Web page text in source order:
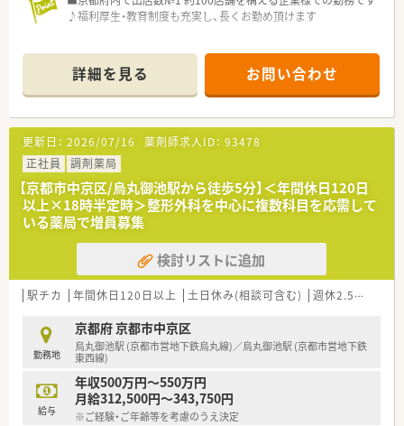
♪福利厚生・教育制度も充実し、長くお勤め頂けます
います！ブランクがある方や未経験の方にも安心してご就業いた
だけあます
詳細を見る お問い合わせ
更新日： 2026/07/16 薬剤師求人ID： 93478
正社員
調剤薬局
【京都市中京区/烏丸御池駅から徒歩5分】＜年間休日120日
以上×18時半定時＞整形外科を中心に複数科目を応需して
いる薬局で増員募集
検討リストに追加
駅チカ 年間休日120日以上 土日休み(相談可含む) 週休2.5日以上
勤務地
京都府 京都市中京区
烏丸御池駅 (京都市営地下鉄烏丸線)／烏丸御池駅 (京都市営地下鉄
東西線)
給与
年収500万円～550万円
月給312,500円～343,750円
※ご経験・ご年齢等を考慮のうえ決定